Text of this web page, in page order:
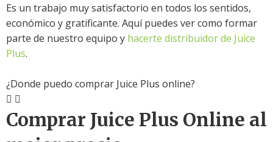
Es un trabajo muy satisfactorio en todos los sentidos,
económico y gratificante. Aquí puedes ver como formar
parte de nuestro equipo y hacerte distribuidor de Juice
Plus.
¿Donde puedo comprar Juice Plus online?
Comprar Juice Plus Online al